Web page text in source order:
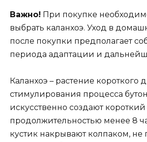
Важно! При покупке
выбрать каланхоэ. Уход в
после покупки предполагает
периода адаптации и
Каланхоэ – растение короткого
стимулирования процесса
искусственно создают
продолжительностью менее 8
кустик накрывают колпаком,